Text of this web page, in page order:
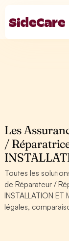
Les
/
Toutes les
de Réparateur /
INSTALLATION
légales,